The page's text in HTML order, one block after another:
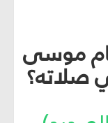
موسى
صلاته؟